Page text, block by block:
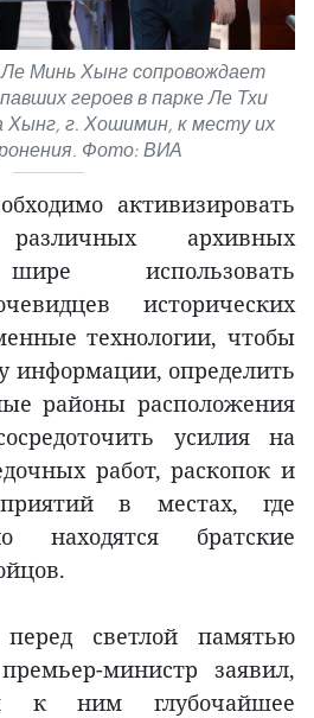
Минь Хынг сопровождает
героев в парке Ле Тхи
Хынг, г. Хошимин, к месту их
Фото: ВИА
активизировать
различных архивных
использовать
исторических
технологии, чтобы
информации, определить
районы расположения
усилия на
работ, раскопок и
в местах, где
находятся братские
светлой памятью
министр заявил,
к ним глубочайшее